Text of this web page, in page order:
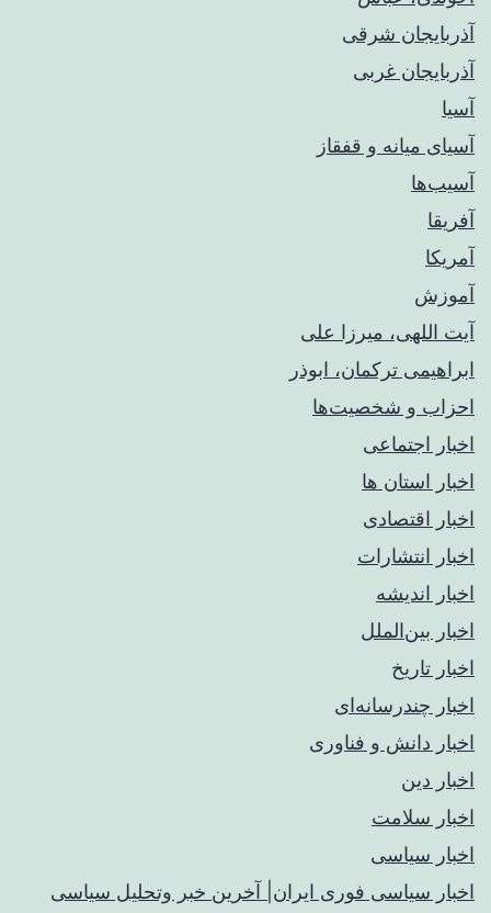
آذربایجان شرقی
آذربایجان غربی
آسیا
آسیای میانه و قفقاز
آسیب‌ها
آفریقا
آمریکا
آموزش
آیت اللهی، میرزا علی
ابراهیمی ترکمان، ابوذر
احزاب و شخصیت‌ها
اخبار اجتماعی
اخبار استان ها
اخبار اقتصادی
اخبار انتشارات
اخبار اندیشه
اخبار بین‌الملل
اخبار تاریخ
اخبار چندرسانه‌ای
اخبار دانش و فناوری
اخبار دین
اخبار سلامت
اخبار سیاسی
اخبار سیاسی فوری ایران| آخرین خبر وتحلیل سیاسی